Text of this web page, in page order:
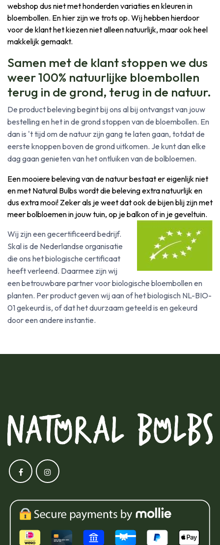
webshop dus niet met honderden variaties en kleuren in
bloembollen. En hier zijn we trots op. Wij hebben hierdoor
voor de klant het kiezen niet alleen natuurlijk, maar ook heel
makkelijk gemaakt.
Samen met de klant stoppen we dus
weer 100% natuurlijke bloembollen
terug in de grond, terug in de natuur.
De product beleving begint bij ons al bij ontvangst van jouw
bestelling en het in de grond stoppen van de bloembollen. En
dan is 't tijd om de natuur zijn gang te laten gaan, totdat de
eerste knoppen boven de grond uitkomen. Je kunt dan elke
dag gaan genieten van het ontluiken van de bolbloemen.
Een mooiere beleving van de natuur bestaat er eigenlijk niet
en met Natural Bulbs wordt die beleving extra natuurlijk en
dus extra mooi! Zeker als je weet dat ook de bijen blij zijn met
meer bolbloemen in jouw tuin, op je balkon of in je geveltuin.
Wij zijn een gecertificeerd bedrijf.
Skal is de Nederlandse organisatie
die ons het biologische certificaat
heeft verleend. Daarmee zijn wij
een betrouwbare partner voor biologische bloembollen en
planten. Per product geven wij aan of het biologisch NL-BIO-
01 gekeurd is, of dat het duurzaam geteeld is en gekeurd
door een andere instantie.